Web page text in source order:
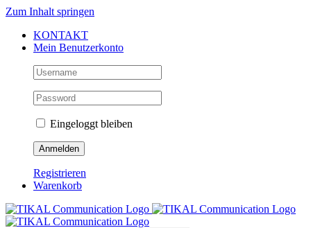
Zum Inhalt springen
KONTAKT
Mein Benutzerkonto
Eingeloggt bleiben
Registrieren
Warenkorb